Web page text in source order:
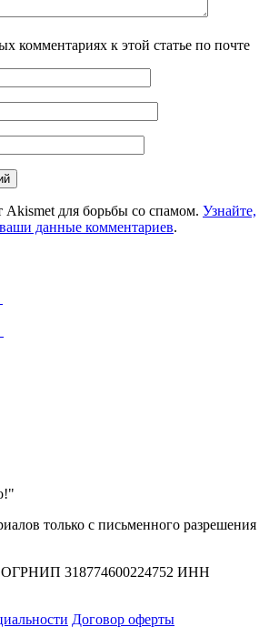
комментариях к этой статье по почте
Akismet для борьбы со спамом. Узнайте,
данные комментариев.
только с письменного разрешения
318774600224752 ИНН
Договор оферты